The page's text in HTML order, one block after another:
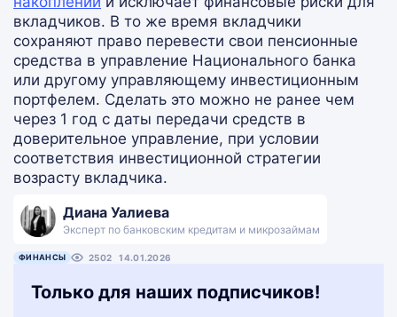
вкладчиков. В то же время вкладчики
сохраняют право перевести свои пенсионные
средства в управление Национального банка
или другому управляющему инвестиционным
портфелем. Сделать это можно не ранее чем
через 1 год с даты передачи средств в
доверительное управление, при условии
соответствия инвестиционной стратегии
возрасту вкладчика.
Диана Уалиева
Эксперт по банковским кредитам и микрозаймам
ФИНАНСЫ 2502 14.01.2026
Только для наших подписчиков!